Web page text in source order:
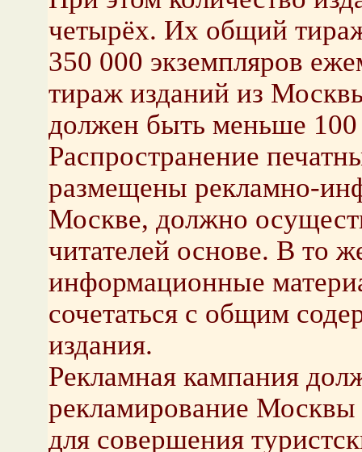
четырёх. Их общий
350 000 экземпляров
тираж изданий из
должен быть меньше 100
Распространение
размещены рекламно-
Москве, должно
читателей основе. В то
информационные
сочетаться с общим
издания.
Рекламная кампания
рекламирование Москвы
для совершения